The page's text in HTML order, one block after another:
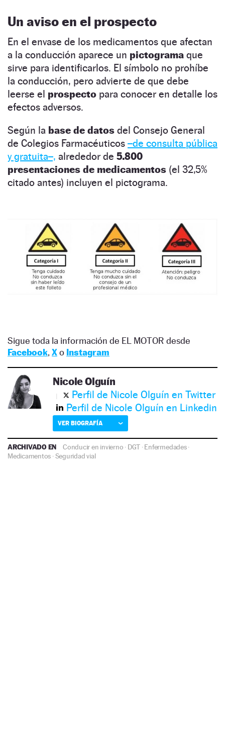
Un aviso en el prospecto
En el envase de los medicamentos que afectan
a la conducción aparece un pictograma que
sirve para identificarlos. El símbolo no prohíbe
la conducción, pero advierte de que debe
leerse el prospecto para conocer en detalle los
efectos adversos.
Según la base de datos del Consejo General
de Colegios Farmacéuticos –de consulta pública
y gratuita–, alrededor de 5.800
presentaciones de medicamentos (el 32,5%
citado antes) incluyen el pictograma.
Sigue toda la información de EL MOTOR desde
Facebook, Xo Instagram
Nicole Olguín
Perfil de Nicole Olguín en Twitter
Perfil de Nicole Olguín en Linkedin
VER BIOGRAFÍA
ARCHIVADO EN Conducir en invierno · DGT ·Enfermedades·
Medicamentos ·Seguridad vial